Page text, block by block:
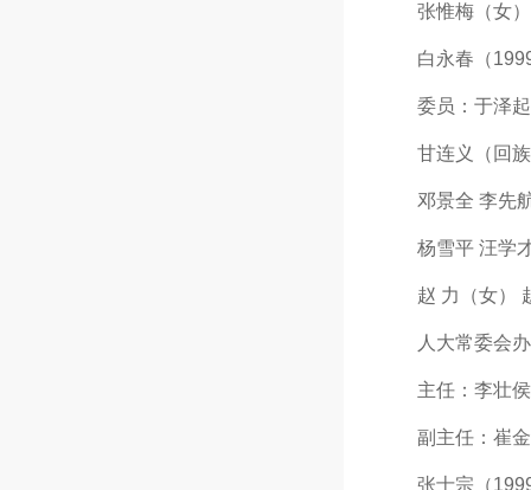
张惟梅（女）
白永春（1999
委员：于泽起
甘连义（回族
邓景全 李先航
杨雪平 汪学才
赵 力（女）
人大常委会办
主任：李壮侯
副主任：崔金
张士宗（1999